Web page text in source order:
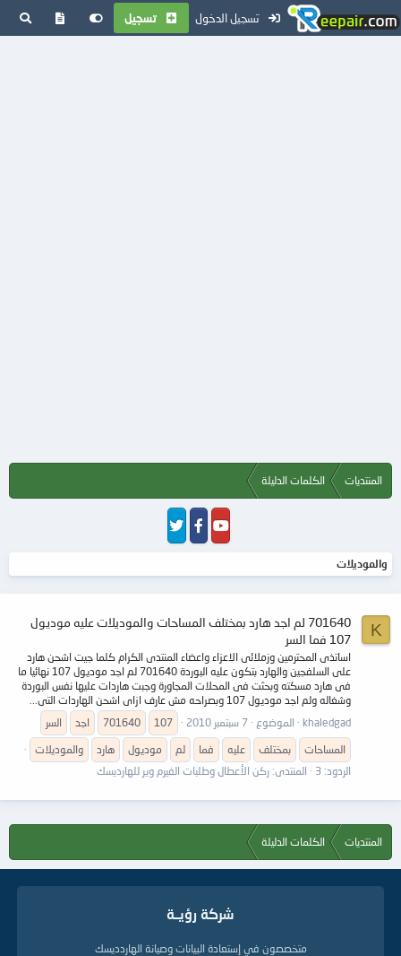
تسجيل الدخول تسجيل
المنتديات الكلمات الدليلة
والموديلات
K
701640 لم اجد هارد بمختلف المساحات والموديلات عليه موديول
107 فما السر
اساتذى المحترمين وزملائى الاعزاء واعضاء المنتدى الكرام كلما جيت اشحن هارد
على السلفجين والهارد بتكون عليه البوردة 701640 لم اجد موديول 107 نهائيا ما
فى هارد مسكته وبحثت فى المحلات المجاورة وجبت هاردات عليها نفس البوردة
وشغاله ولم اجد موديول 107 وبصراحه مش عارف ازاى اشحن الهاردات التى...
khaledgad
الموضوع 7 سبتمبر 2010 107
701640 اجد
السر
المساحات
بمختلف عليه فما لم موديول هارد
والموديلات
الردود: 3
المنتدى: ركن الأعطال وطلبات الفيرم وير للهارديسك
المنتديات الكلمات الدليلة
شركة رؤيــة
متخصصون في إستعادة البيانات وصيانة الهاردديسك